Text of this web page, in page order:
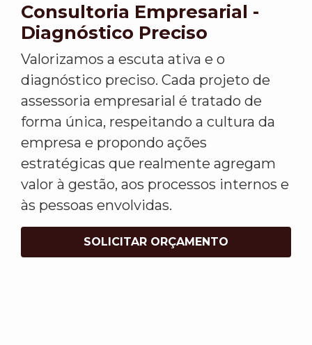
Consultoria Empresarial -
Diagnóstico Preciso
Valorizamos a escuta ativa e o
diagnóstico preciso. Cada projeto de
assessoria empresarial é tratado de
forma única, respeitando a cultura da
empresa e propondo ações
estratégicas que realmente agregam
valor à gestão, aos processos internos e
às pessoas envolvidas.
SOLICITAR ORÇAMENTO